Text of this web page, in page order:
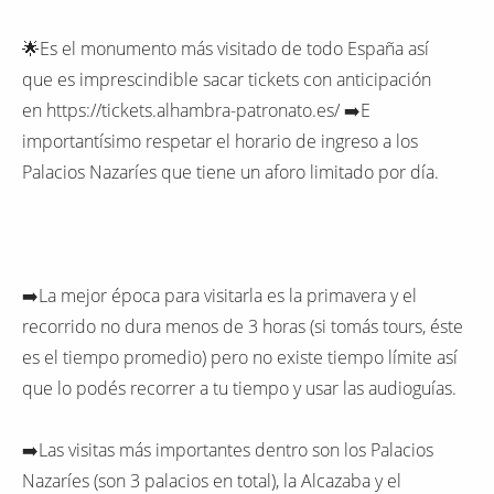
🌟Es el monumento más visitado de todo España así
que es imprescindible sacar tickets con anticipación
en https://tickets.alhambra-patronato.es/ ➡️E
importantísimo respetar el horario de ingreso a los
Palacios Nazaríes que tiene un aforo limitado por día.
➡️La mejor época para visitarla es la primavera y el
recorrido no dura menos de 3 horas (si tomás tours, éste
es el tiempo promedio) pero no existe tiempo límite así
que lo podés recorrer a tu tiempo y usar las audioguías.
➡️Las visitas más importantes dentro son los Palacios
Nazaríes (son 3 palacios en total), la Alcazaba y el